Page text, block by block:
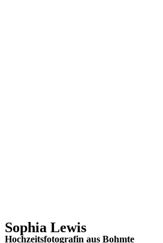
Sophia Lewis
Hochzeitsfotografin aus Bohmte